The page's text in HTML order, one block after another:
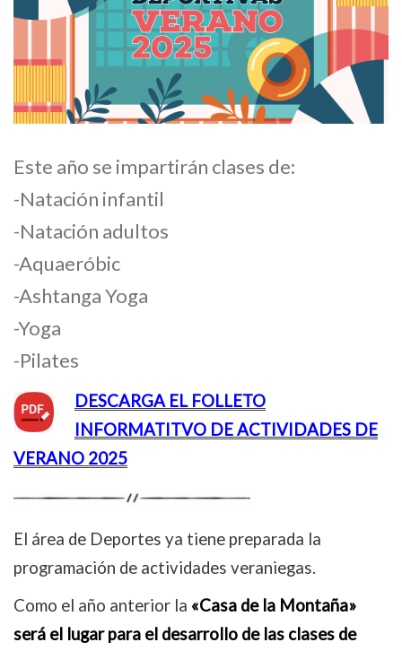
Este año se impartirán clases de:
-Natación infantil
-Natación adultos
-Aquaeróbic
-Ashtanga Yoga
-Yoga
-Pilates
DESCARGA EL FOLLETO
INFORMATITVO DE ACTIVIDADES DE
VERANO 2025
El área de Deportes ya tiene preparada la
programación de actividades veraniegas.
Como el año anterior la «Casa de la Montaña»
será el lugar para el desarrollo de las clases de